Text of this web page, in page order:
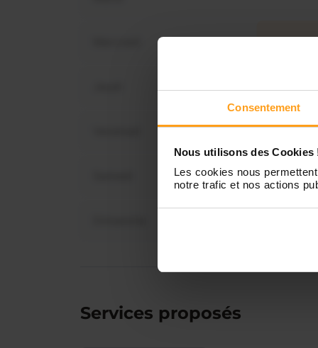
Consentement
Nous utilisons des Cookies
Les cookies nous
notre trafic et nos actions
Services proposés